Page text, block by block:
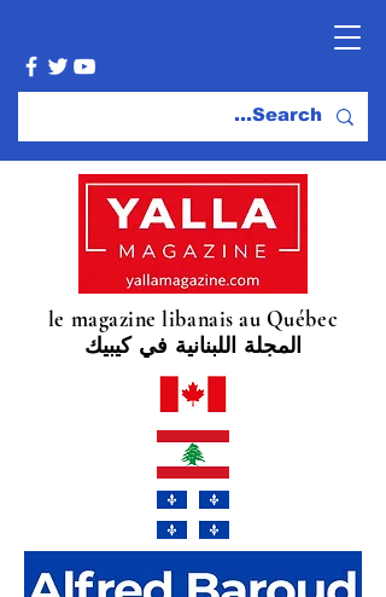
le magazine libanais au Québec
المجلة اللبنانية في كيبيك